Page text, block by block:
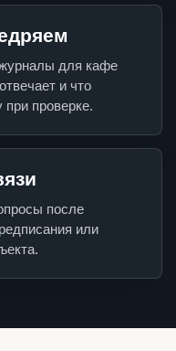
для кафе
и что
при проверке.
после
или